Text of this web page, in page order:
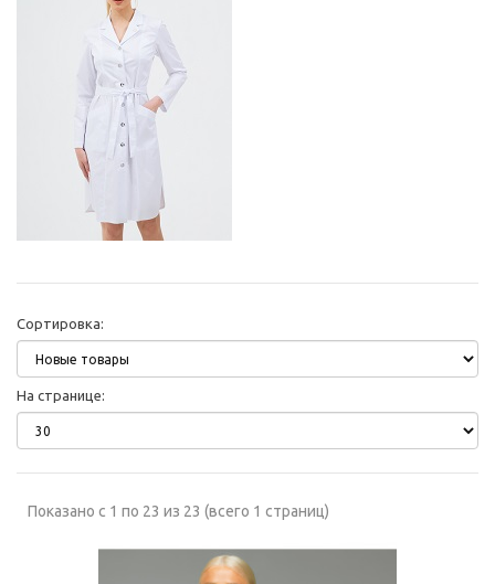
Сортировка:
На странице:
Показано с 1 по 23 из 23 (всего 1 страниц)